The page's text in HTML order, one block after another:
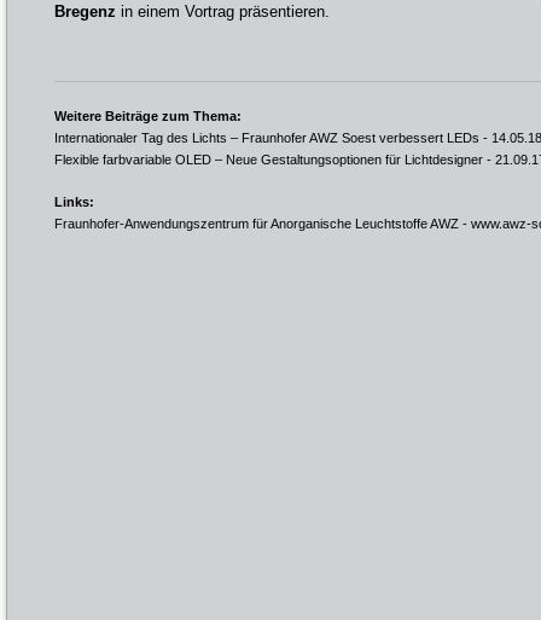
Bregenz in einem Vortrag präsentieren.
Weitere Beiträge zum Thema:
Internationaler Tag des Lichts – Fraunhofer AWZ Soest verbessert LEDs - 14.05.18
Flexible farbvariable OLED – Neue Gestaltungsoptionen für Lichtdesigner -
Links:
Fraunhofer-Anwendungszentrum für Anorganische Leuchtstoffe AWZ - www.awz-